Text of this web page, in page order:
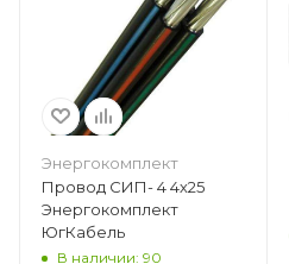
Энергокомплект
Провод СИП- 4 4х25
Энергокомплект
ЮгКабель
В наличии: 90